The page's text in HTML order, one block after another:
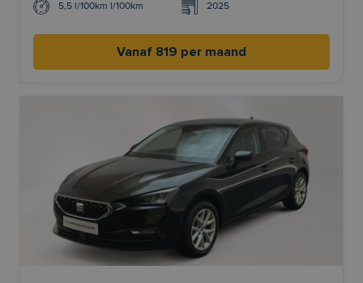
5,5 l/100km l/100km 2025
Vanaf 819 per maand